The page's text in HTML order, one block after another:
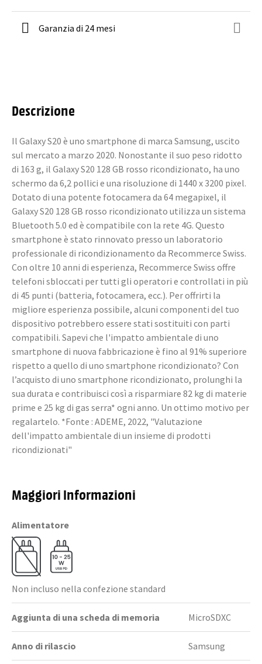
Garanzia di 24 mesi
Descrizione
Il Galaxy S20 è uno smartphone di marca Samsung, uscito
sul mercato a marzo 2020. Nonostante il suo peso ridotto
di 163 g, il Galaxy S20 128 GB rosso ricondizionato, ha uno
schermo da 6,2 pollici e una risoluzione di 1440 x 3200 pixel.
Dotato di una potente fotocamera da 64 megapixel, il
Galaxy S20 128 GB rosso ricondizionato utilizza un sistema
Bluetooth 5.0 ed è compatibile con la rete 4G. Questo
smartphone è stato rinnovato presso un laboratorio
professionale di ricondizionamento da Recommerce Swiss.
Con oltre 10 anni di esperienza, Recommerce Swiss offre
telefoni sbloccati per tutti gli operatori e controllati in più
di 45 punti (batteria, fotocamera, ecc.). Per offrirti la
migliore esperienza possibile, alcuni componenti del tuo
dispositivo potrebbero essere stati sostituiti con parti
compatibili. Sapevi che l'impatto ambientale di uno
smartphone di nuova fabbricazione è fino al 91% superiore
rispetto a quello di uno smartphone ricondizionato? Con
l’acquisto di uno smartphone ricondizionato, prolunghi la
sua durata e contribuisci così a risparmiare 82 kg di materie
prime e 25 kg di gas serra* ogni anno. Un ottimo motivo per
regalartelo. *Fonte : ADEME, 2022, "Valutazione
dell'impatto ambientale di un insieme di prodotti
ricondizionati"
Maggiori Informazioni
Alimentatore
Non incluso nella confezione standard
Aggiunta di una scheda di memoria MicroSDXC
Anno di rilascio Samsung